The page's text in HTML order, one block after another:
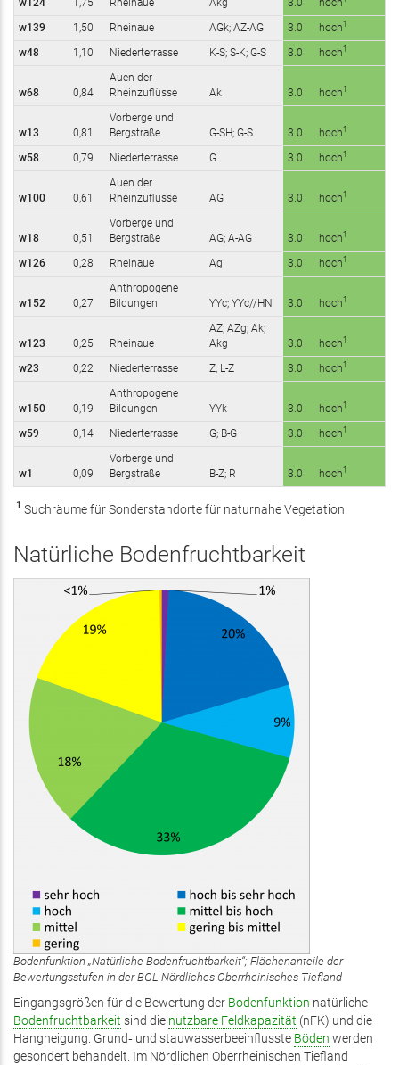
w124 1,75 Rheinaue Akg 3.0 hoch
w139 1,50 Rheinaue AGk; AZ-AG 3.0 hoch1
w48 1,10 Niederterrasse K-S; S-K; G-S 3.0 hoch1
w68 0,84
Auen der
Rheinzuflüsse
Ak 3.0 hoch1
w13 0,81
Vorberge und
Bergstraße
G-SH; G-S 3.0 hoch1
w58 0,79 Niederterrasse G 3.0 hoch1
w100 0,61
Auen der
Rheinzuflüsse
AG 3.0 hoch1
w18 0,51
Vorberge und
Bergstraße
AG; A-AG 3.0 hoch1
w126 0,28 Rheinaue Ag 3.0 hoch1
w152 0,27
Anthropogene
Bildungen
YYc; YYc//HN 3.0 hoch1
w123 0,25 Rheinaue
AZ; AZg; Ak;
Akg
3.0 hoch1
w23 0,22 Niederterrasse Z; L-Z 3.0 hoch1
w150 0,19
Anthropogene
Bildungen
YYk 3.0 hoch1
w59 0,14 Niederterrasse G; B-G 3.0 hoch1
w1 0,09
Vorberge und
Bergstraße
B-Z; R 3.0 hoch1
1 Suchräume für Sonderstandorte für naturnahe Vegetation
Natürliche Bodenfruchtbarkeit
Bodenfunktion „Natürliche Bodenfruchtbarkeit“; Flächenanteile der
Bewertungsstufen in der BGL Nördliches Oberrheinisches Tiefland
Eingangsgrößen für die Bewertung der Bodenfunktion natürliche
Bodenfruchtbarkeit sind die nutzbare Feldkapazität (nFK) und die
Hangneigung. Grund‑ und stauwasserbeeinflusste Böden werden
gesondert behandelt. Im Nördlichen Oberrheinischen Tiefland